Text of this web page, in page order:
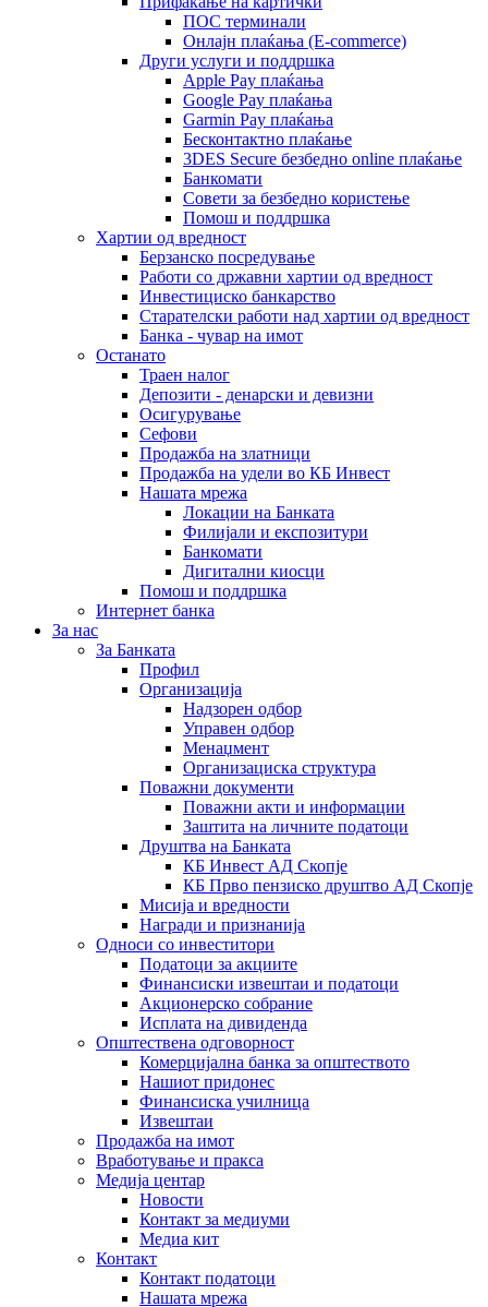
ПОС терминали
Онлајн плаќања (Е-commerce)
Други услуги и поддршка
Apple Pay плаќања
Google Pay плаќања
Garmin Pay плаќања
Бесконтактно плаќање
3DES Secure безбедно online плаќање
Банкомати
Совети за безбедно користење
Помош и поддршка
Хартии од вредност
Берзанско посредување
Работи со државни хартии од вредност
Инвестициско банкарство
Старателски работи над хартии од вредност
Банка - чувар на имот
Останато
Траен налог
Депозити - денарски и девизни
Осигурување
Сефови
Продажба на златници
Продажба на удели во КБ Инвест
Нашата мрежа
Локации на Банката
Филијали и експозитури
Банкомати
Дигитални киосци
Помош и поддршка
Интернет банка
За нас
За Банката
Профил
Организација
Надзорен одбор
Управен одбор
Менаџмент
Организациска структура
Поважни документи
Поважни акти и информации
Заштита на личните податоци
Друштва на Банката
КБ Инвест АД Скопје
КБ Прво пензиско друштво АД Скопје
Мисија и вредности
Награди и признанија
Односи со инвеститори
Податоци за акциите
Финансиски извештаи и податоци
Акционерско собрание
Исплата на дивиденда
Општествена одговорност
Комерцијална банка за општеството
Нашиот придонес
Финансиска училница
Извештаи
Продажба на имот
Вработување и пракса
Медија центар
Новости
Контакт за медиуми
Медиа кит
Контакт
Контакт податоци
Нашата мрежа